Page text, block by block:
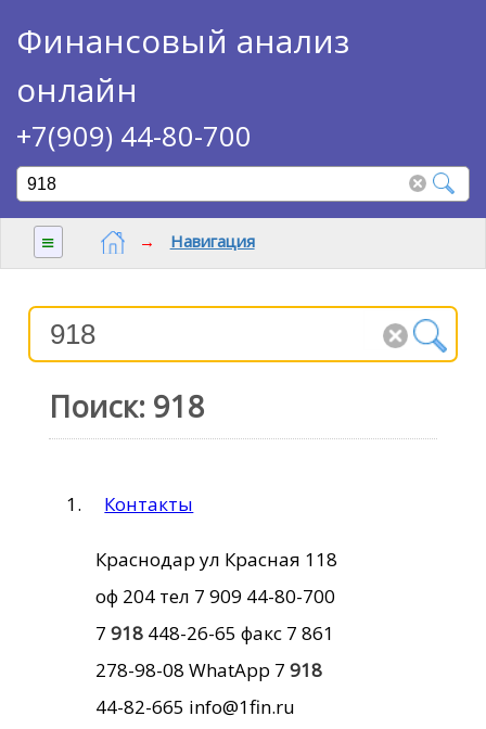
Финансовый анализ
онлайн
+7(909) 44-80-700
≡ → Навигация
Поиск: 918
Контакты
Краснодар ул Красная 118
оф 204 тел 7 909 44-80-700
7 918448-26-65 факс 7 861
278-98-08 WhatApp 7 918
44-82-665 info@1fin.ru